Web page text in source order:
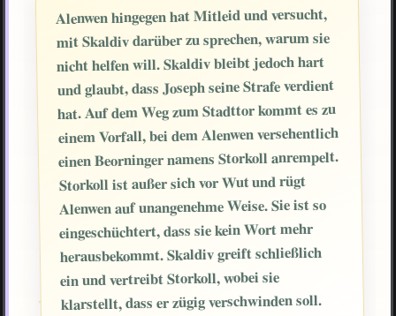
Alenwen hingegen hat Mitleid und versucht,
mit Skaldiv darüber zu sprechen, warum sie
nicht helfen will. Skaldiv bleibt jedoch hart
und glaubt, dass Joseph seine Strafe verdient
hat. Auf dem Weg zum Stadttor kommt es zu
einem Vorfall, bei dem Alenwen versehentlich
einen Beorninger namens Storkoll anrempelt.
Storkoll ist außer sich vor Wut und rügt
Alenwen auf unangenehme Weise. Sie ist so
eingeschüchtert, dass sie kein Wort mehr
herausbekommt. Skaldiv greift schließlich
ein und vertreibt Storkoll, wobei sie
klarstellt, dass er zügig verschwinden soll.